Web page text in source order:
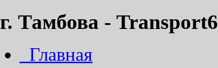
г. Тамбова -
Главная